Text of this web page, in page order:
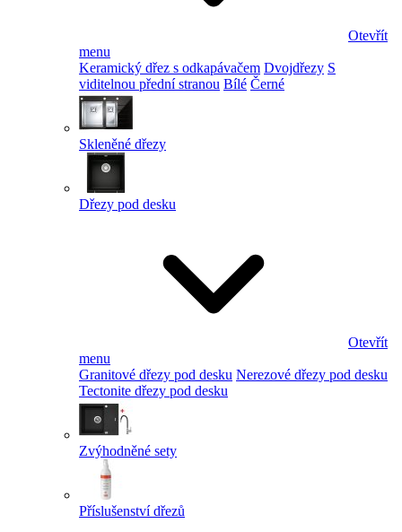
Otevřít
menu
Keramický dřez s odkapávačem Dvojdřezy S
viditelnou přední stranou Bílé Černé
Skleněné dřezy
Dřezy pod desku
Otevřít
menu
Granitové dřezy pod desku Nerezové dřezy pod desku
Tectonite dřezy pod desku
Zvýhodněné sety
Příslušenství dřezů